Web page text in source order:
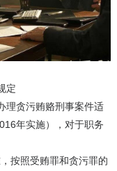
定
理贪污贿赂刑事案件适
年实施），对于职务
按照受贿罪和贪污罪的